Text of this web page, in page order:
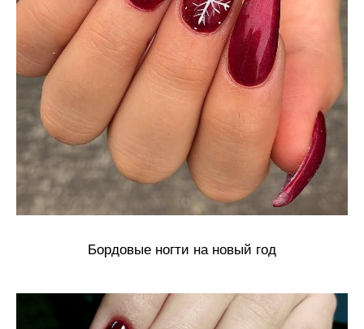
Бордовые ногти на новый год